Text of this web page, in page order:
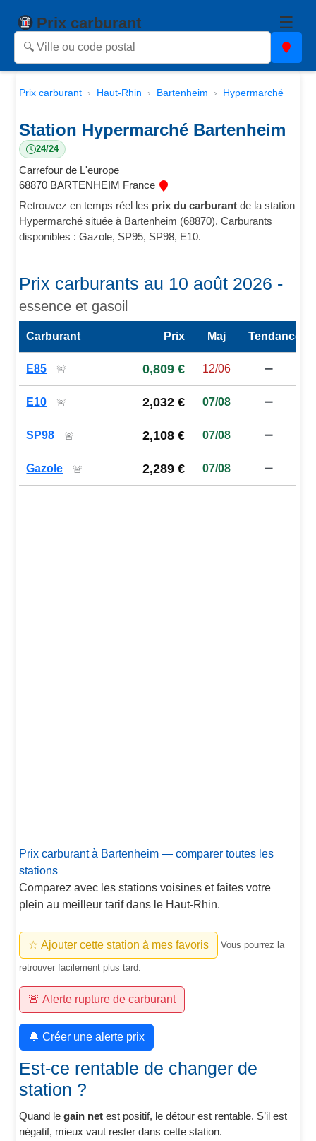
Prix carburant ☰
Prix carburant Haut-Rhin Bartenheim Hypermarché
Station Hypermarché Bartenheim
24/24
Carrefour de L'europe
68870 BARTENHEIM France
Retrouvez en temps réel les prix du carburant de la station
Hypermarché située à Bartenheim (68870). Carburants
disponibles : Gazole, SP95, SP98, E10.
Prix carburants au 10 août 2026 -
essence et gasoil
Carburant Prix Maj Tendance
E85 🚨 0,809 € 12/06 ➖
E10 🚨 2,032 € 07/08 ➖
SP98 🚨 2,108 € 07/08 ➖
Gazole 🚨 2,289 € 07/08 ➖
Prix carburant à Bartenheim — comparer toutes les
stations
Comparez avec les stations voisines et faites votre
plein au meilleur tarif dans le Haut-Rhin.
☆ Ajouter cette station à mes favoris Vous pourrez la
retrouver facilement plus tard.
🚨 Alerte rupture de carburant
🔔 Créer une alerte prix
Est-ce rentable de changer de
station ?
Quand legain net est positif, le détour est rentable. S’il est
négatif, mieux vaut rester dans cette station.